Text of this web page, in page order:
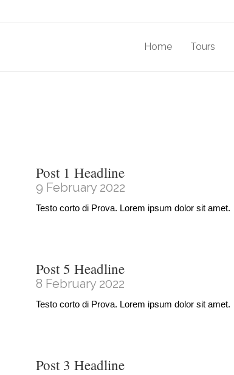
Home Tours
Post 1 Headline
9 February 2022
Testo corto di Prova. Lorem ipsum dolor sit amet.
Post 5 Headline
8 February 2022
Testo corto di Prova. Lorem ipsum dolor sit amet.
Post 3 Headline